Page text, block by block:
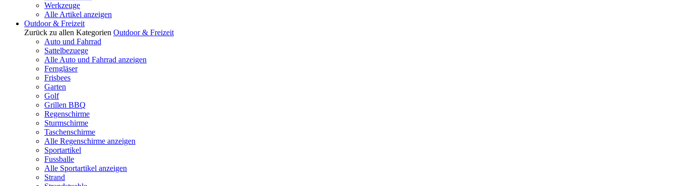
Werkzeuge
Alle Artikel anzeigen
Outdoor & Freizeit
Zurück zu allen Kategorien Outdoor & Freizeit
Auto und Fahrrad
Sattelbezuege
Alle Auto und Fahrrad anzeigen
Ferngläser
Frisbees
Garten
Golf
Grillen BBQ
Regenschirme
Sturmschirme
Taschenschirme
Alle Regenschirme anzeigen
Sportartikel
Fussballe
Alle Sportartikel anzeigen
Strand